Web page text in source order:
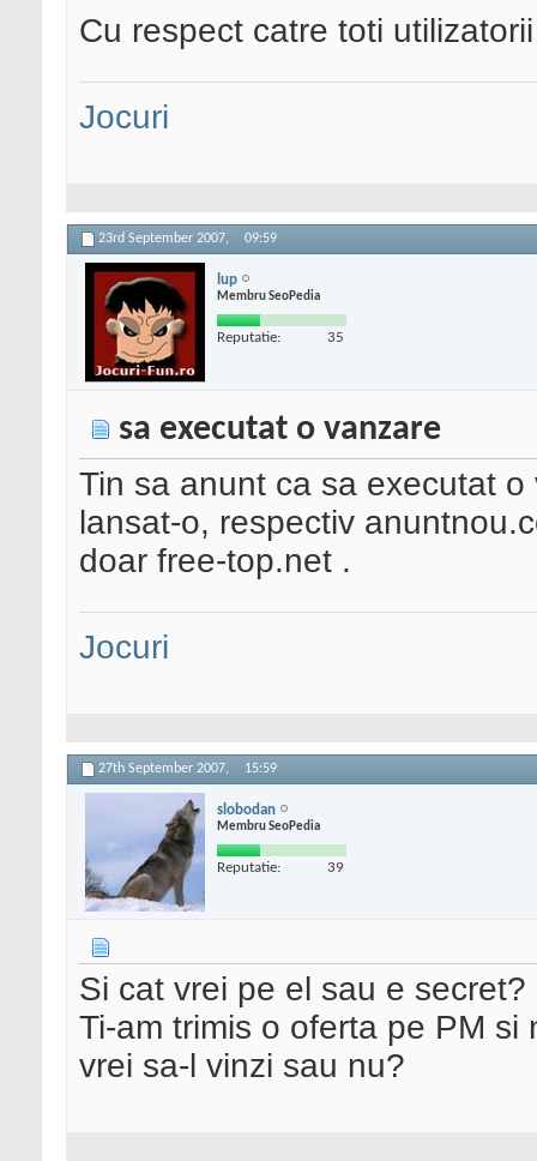
Cu respect catre toti
Jocuri
23rd September 2007, 09:59
lup
Membru SeoPedia
Reputatie: 35
sa executat o vanzare
Tin sa anunt ca sa executat
lansat-o, respectiv
doar free-top.net .
Jocuri
27th September 2007, 15:59
slobodan
Membru SeoPedia
Reputatie: 39
Si cat vrei pe el sau e secret?
Ti-am trimis o oferta pe PM
vrei sa-l vinzi sau nu?